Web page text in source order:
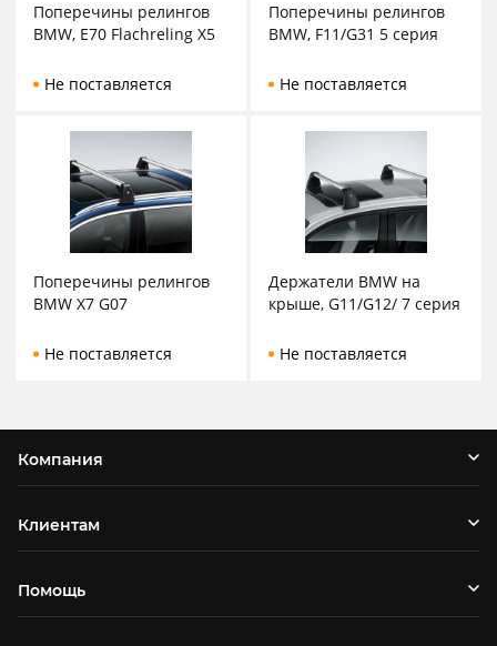
Поперечины релингов
BMW, E70 Flachreling X5
Не поставляется
Поперечины релингов
BMW, F11/G31 5 серия
Не поставляется
Поперечины релингов
BMW X7 G07
Не поставляется
Держатели BMW на
крыше, G11/G12/ 7 серия
Не поставляется
Компания
Клиентам
Помощь